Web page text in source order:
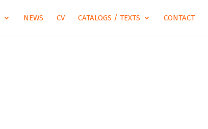
NEWS CV CATALOGS / TEXTS CONTACT